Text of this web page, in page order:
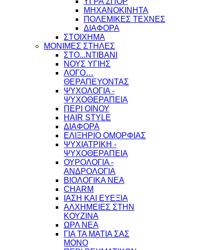
ΜΗΧΑΝΟΚΙΝΗΤΑ
ΠΟΛΕΜΙΚΕΣ ΤΕΧΝΕΣ
ΔΙΑΦΟΡΑ
ΣΤΟΙΧΗΜΑ
ΜΟΝΙΜΕΣ ΣΤΗΛΕΣ
ΣΤΟ...ΝΤΙΒΑΝΙ
ΝΟΥΣ ΥΓΙΗΣ
ΛΟΓΟ…
ΘΕΡΑΠΕΥΟΝΤΑΣ
ΨΥΧΟΛΟΓΙΑ -
ΨΥΧΟΘΕΡΑΠΕΙΑ
ΠΕΡΙ ΟΙΝΟΥ
HAIR STYLE
ΔΙΑΦΟΡΑ
ΕΛΙΞΗΡΙΟ ΟΜΟΡΦΙΑΣ
ΨΥΧΙΑΤΡΙΚΗ -
ΨΥΧΟΘΕΡΑΠΕΙΑ
ΟΥΡΟΛΟΓΙΑ -
ΑΝΔΡΟΛΟΓΙΑ
ΒΙΟΛΟΓΙΚΑ ΝΕΑ
CHARM
ΙΑΣΗ ΚΑΙ ΕΥΕΞΙΑ
ΑΛΧΗΜΕΙΕΣ ΣΤΗΝ
ΚΟΥΖΙΝΑ
ΩΡΛ ΝEA
ΓΙΑ ΤΑ ΜΑΤΙΑ ΣΑΣ
ΜΟΝΟ